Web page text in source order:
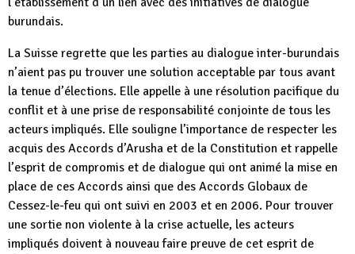
burundais.
La Suisse regrette que les parties au dialogue inter-burundais
n’aient pas pu trouver une solution acceptable par tous avant
la tenue d’élections. Elle appelle à une résolution pacifique du
conflit et à une prise de responsabilité conjointe de tous les
acteurs impliqués. Elle souligne l’importance de respecter les
acquis des Accords d’Arusha et de la Constitution et rappelle
l’esprit de compromis et de dialogue qui ont animé la mise en
place de ces Accords ainsi que des Accords Globaux de
Cessez-le-feu qui ont suivi en 2003 et en 2006. Pour trouver
une sortie non violente à la crise actuelle, les acteurs
impliqués doivent à nouveau faire preuve de cet esprit de